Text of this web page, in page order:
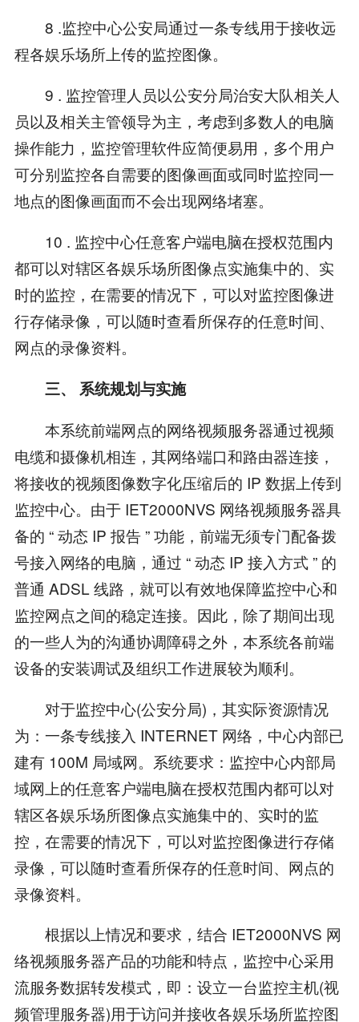
8 .监控中心公安局通过一条专线用于接收远
程各娱乐场所上传的监控图像。
9 . 监控管理人员以公安分局治安大队相关人
员以及相关主管领导为主，考虑到多数人的电脑
操作能力，监控管理软件应简便易用，多个用户
可分别监控各自需要的图像画面或同时监控同一
地点的图像画面而不会出现网络堵塞。
10 . 监控中心任意客户端电脑在授权范围内
都可以对辖区各娱乐场所图像点实施集中的、实
时的监控，在需要的情况下，可以对监控图像进
行存储录像，可以随时查看所保存的任意时间、
网点的录像资料。
三、 系统规划与实施
本系统前端网点的网络视频服务器通过视频
电缆和摄像机相连，其网络端口和路由器连接，
将接收的视频图像数字化压缩后的 IP 数据上传到
监控中心。由于 IET2000NVS 网络视频服务器具
备的 “ 动态 IP 报告 ” 功能，前端无须专门配备拨
号接入网络的电脑，通过 “ 动态 IP 接入方式 ” 的
普通 ADSL 线路，就可以有效地保障监控中心和
监控网点之间的稳定连接。因此，除了期间出现
的一些人为的沟通协调障碍之外，本系统各前端
设备的安装调试及组织工作进展较为顺利。
对于监控中心(公安分局)，其实际资源情况
为：一条专线接入 INTERNET 网络，中心内部已
建有 100M 局域网。系统要求：监控中心内部局
域网上的任意客户端电脑在授权范围内都可以对
辖区各娱乐场所图像点实施集中的、实时的监
控，在需要的情况下，可以对监控图像进行存储
录像，可以随时查看所保存的任意时间、网点的
录像资料。
根据以上情况和要求，结合 IET2000NVS 网
络视频服务器产品的功能和特点，监控中心采用
流服务数据转发模式，即：设立一台监控主机(视
频管理服务器)用于访问并接收各娱乐场所监控图